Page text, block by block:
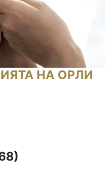
НА ОРЛИ